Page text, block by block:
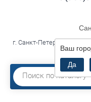
Ваш
Да
г. Санкт-Петербург, ул.